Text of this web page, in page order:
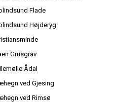
Flade
Højderyg
Grusgrav
Ådal
ved Gjesing
ved Rimsø